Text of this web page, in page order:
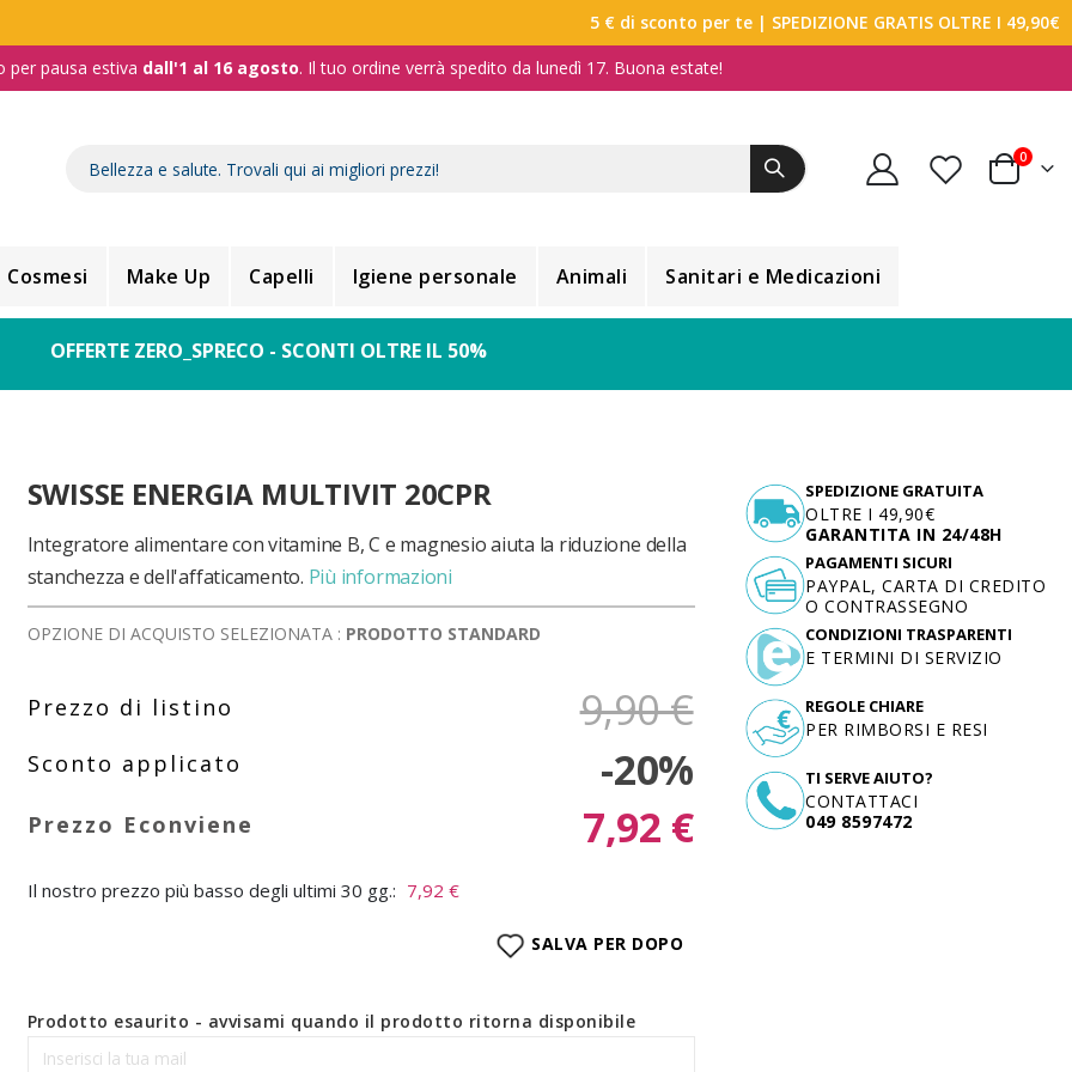
5 € di sconto per te | SPEDIZIONE GRATIS OLTRE I 49,90€
per pausa estiva dall'1 al 16 agosto. Il tuo ordine verrà spedito da lunedì 17. Buona estate!
Carrello
0
Cosmesi Make Up Capelli Igiene personale Animali Sanitari e Medicazioni
OFFERTE ZERO_SPRECO - SCONTI OLTRE IL 50%
SWISSE ENERGIA MULTIVIT 20CPR
Integratore alimentare con vitamine B, C e magnesio aiuta la riduzione della
stanchezza e dell'affaticamento. Più informazioni
OPZIONE DI ACQUISTO SELEZIONATA : PRODOTTO STANDARD
9,90 €
-20%
7,92 €
Il nostro prezzo più basso degli ultimi 30 gg.: 7,92 €
SALVA PER DOPO
Prodotto esaurito - avvisami quando il prodotto ritorna disponibile
SPEDIZIONE GRATUITA
OLTRE I 49,90€
GARANTITA IN 24/48H
TI SERVE AIUTO?
CONTATTACI
049 8597472
PAGAMENTI SICURI
PAYPAL, CARTA DI CREDITO
O CONTRASSEGNO
CONDIZIONI TRASPARENTI
E TERMINI DI SERVIZIO
REGOLE CHIARE
PER RIMBORSI E RESI